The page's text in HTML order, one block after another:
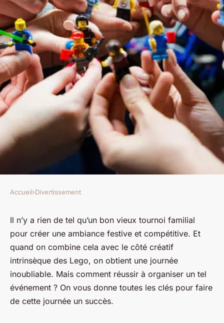
Comment réussir à organiser
un tournoi familial de
construction Lego avec des
thèmes créatifs ?
19 janvier 2024 6 min de lecture
Accueil›Divertissement
Il n’y a rien de tel qu’un bon vieux tournoi familial
pour créer une ambiance festive et compétitive. Et
quand on combine cela avec le côté créatif
intrinsèque des Lego, on obtient une journée
inoubliable. Mais comment réussir à organiser un tel
événement ? On vous donne toutes les clés pour faire
de cette journée un succès.